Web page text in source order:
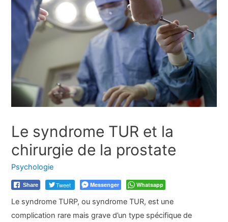
Le syndrome TUR et la
chirurgie de la prostate
Psychologie
Share Tweet Messenger Whatsapp
Le syndrome TURP, ou syndrome TUR, est une
complication rare mais grave d’un type spécifique de